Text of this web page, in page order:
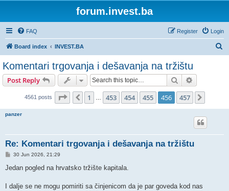
forum.invest.ba
FAQ Login
Register
Board index INVEST.BA
Komentari trgovanja i dešavanja na tržištu
Post Reply Search
4561 posts Page 456 of 457
Previous
1 453 454 455 456 457
panzer
Re: Komentari trgovanja i dešavanja na tržištu
P
s
30 Jun 2026, 21:29
Jedan pogled na hrvatsko tržište kapitala.
I dalje se ne mogu pomiriti sa činjenicom da je par goveda kod nas